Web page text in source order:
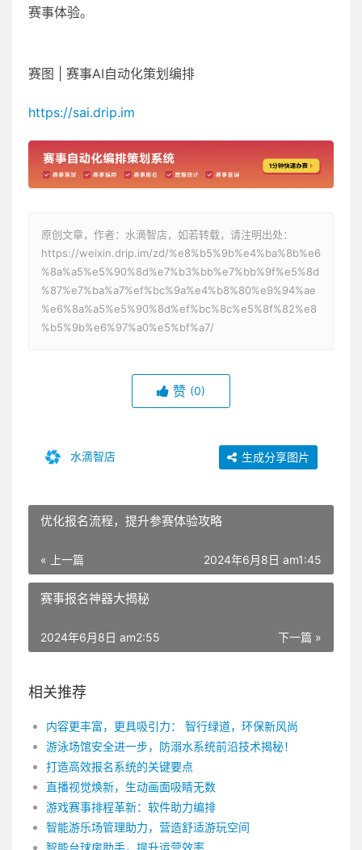
赛事体验。
赛图 | 赛事AI自动化策划编排
https://sai.drip.im
原创文章，作者：水滴智店，如若转载，请注明出处：
https://weixin.drip.im/zd/%e8%b5%9b%e4%ba%8b%e6
%8a%a5%e5%90%8d%e7%b3%bb%e7%bb%9f%e5%8d
%87%e7%ba%a7%ef%bc%9a%e4%b8%80%e9%94%ae
%e6%8a%a5%e5%90%8d%ef%bc%8c%e5%8f%82%e8
%b5%9b%e6%97%a0%e5%bf%a7/
赞 (0)
水滴智店 生成分享图片
优化报名流程，提升参赛体验攻略
« 上一篇 2024年6月8日 am1:45
赛事报名神器大揭秘
下一篇 »
2024年6月8日 am2:55
相关推荐
内容更丰富，更具吸引力： 智行绿道，环保新风尚
游泳场馆安全进一步，防溺水系统前沿技术揭秘！
打造高效报名系统的关键要点
直播视觉焕新，生动画面吸睛无数
游戏赛事排程革新：软件助力编排
智能游乐场管理助力，营造舒适游玩空间